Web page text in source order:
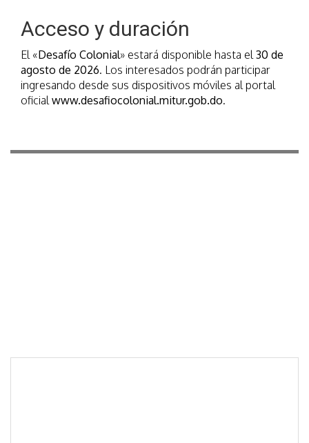
Acceso y duración
El «Desafío Colonial» estará disponible hasta el30 de
agosto de 2026. Los interesados podrán participar
ingresando desde sus dispositivos móviles al portal
oficialwww.desafiocolonial.mitur.gob.do.